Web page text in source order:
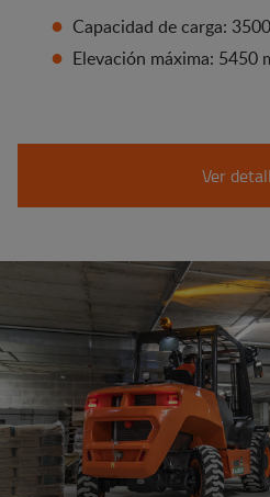
Capacidad de carga:
Elevación máxima: 5450
Ver